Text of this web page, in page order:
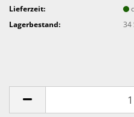
Lieferzeit:
Lagerbestand:
34